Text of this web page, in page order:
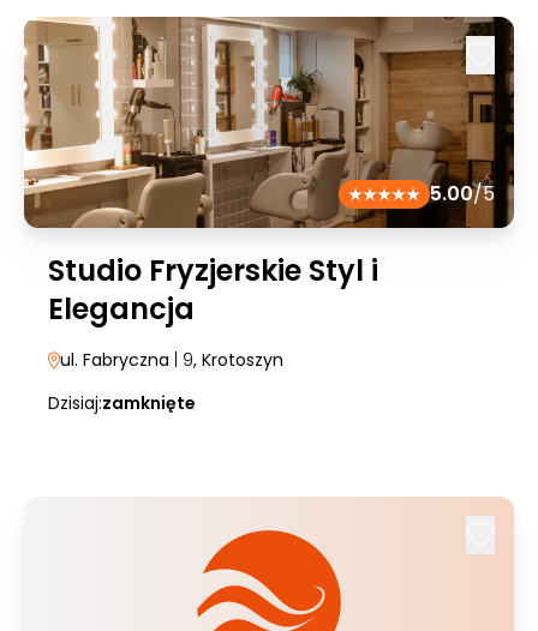
5.00/5
Studio Fryzjerskie Styl i
Elegancja
ul. Fabryczna | 9, Krotoszyn
Dzisiaj:zamknięte